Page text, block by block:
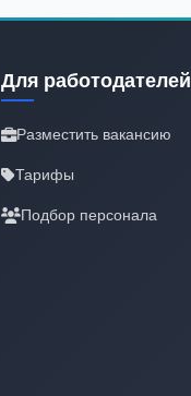
Для работодателей
Разместить вакансию
Тарифы
Подбор персонала